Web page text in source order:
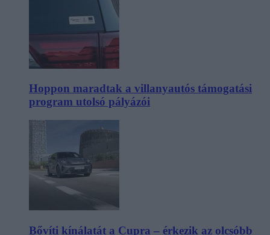
Hoppon maradtak a villanyautós támogatási
program utolsó pályázói
Bővíti kínálatát a Cupra – érkezik az olcsóbb